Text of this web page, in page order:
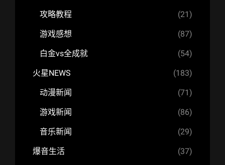
攻略教程 (21)
游戏感想 (87)
白金vs全成就 (54)
火星NEWS (183)
动漫新闻 (71)
游戏新闻 (86)
音乐新闻 (29)
爆音生活 (37)